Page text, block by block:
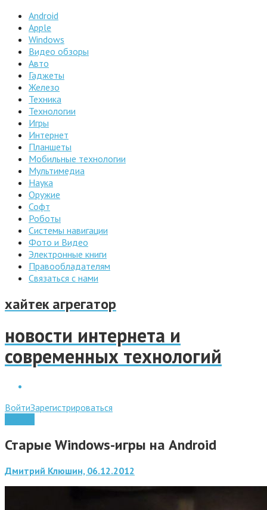
Android
Apple
Windows
Видео обзоры
Авто
Гаджеты
Железо
Техника
Технологии
Игры
Интернет
Планшеты
Мобильные технологии
Мультимедиа
Наука
Оружие
Софт
Роботы
Системы навигации
Фото и Видео
Электронные книги
Правообладателям
Связаться с нами
хайтек агрегатор
новости интернета и
современных технологий
ВойтиЗарегистрироваться
Старые Windows-игры на Android
Дмитрий Клюшин, 06.12.2012